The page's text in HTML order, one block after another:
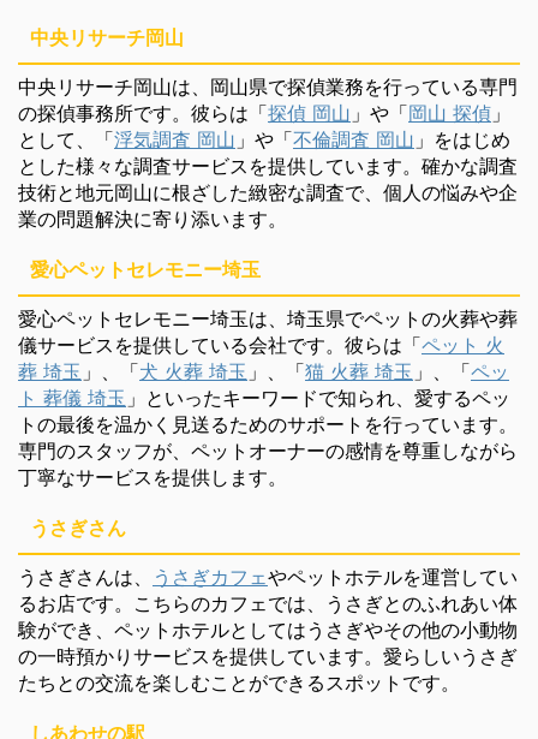
中央リサーチ岡山
中央リサーチ岡山は、岡山県で探偵業務を行っている専門
の探偵事務所です。彼らは「探偵 岡山 」や「岡山 探偵 」
として、「浮気調査 岡山 」や「不倫調査 岡山 」をはじめ
とした様々な調査サービスを提供しています。確かな調査
技術と地元岡山に根ざした緻密な調査で、個人の悩みや企
業の問題解決に寄り添います。
愛心ペットセレモニー埼玉
愛心ペットセレモニー埼玉は、埼玉県でペットの火葬や葬
儀サービスを提供している会社です。彼らは「ペット 火
葬 埼玉 」、「犬 火葬 埼玉 」、「猫 火葬 埼玉 」、「ペッ
ト 葬儀 埼玉 」といったキーワードで知られ、愛するペッ
トの最後を温かく見送るためのサポートを行っています。
専門のスタッフが、ペットオーナーの感情を尊重しながら
丁寧なサービスを提供します。
うさぎさん
うさぎさんは、 うさぎカフェやペットホテルを運営してい
るお店です。こちらのカフェでは、うさぎとのふれあい体
験ができ、ペットホテルとしてはうさぎやその他の小動物
の一時預かりサービスを提供しています。愛らしいうさぎ
たちとの交流を楽しむことができるスポットです。
しあわせの駅